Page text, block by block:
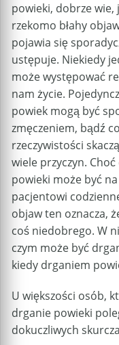
powieki, dobrze
rzekomo błahy
pojawia się
ustępuje. Niekiedy
może występować
nam życie.
powiek mogą być
zmęczeniem, bądź
rzeczywistości
wiele przyczyn.
powieki może być
pacjentowi
objaw ten oznacza,
coś niedobrego. W
czym może być
kiedy drganiem
U większości osób,
drganie powieki
dokuczliwych